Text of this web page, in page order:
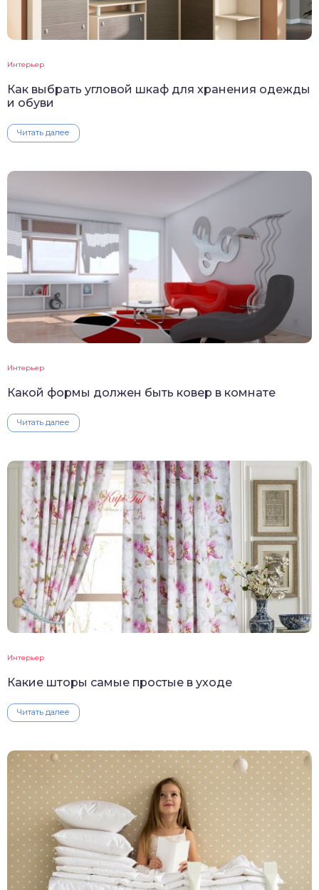
Интерьер
Как выбрать угловой шкаф для хранения одежды
и обуви
Читать далее
Интерьер
Какой формы должен быть ковер в комнате
Читать далее
Интерьер
Какие шторы самые простые в уходе
Читать далее